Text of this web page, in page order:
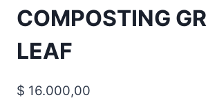
COMPOSTING
LEAF
$ 16.000,00